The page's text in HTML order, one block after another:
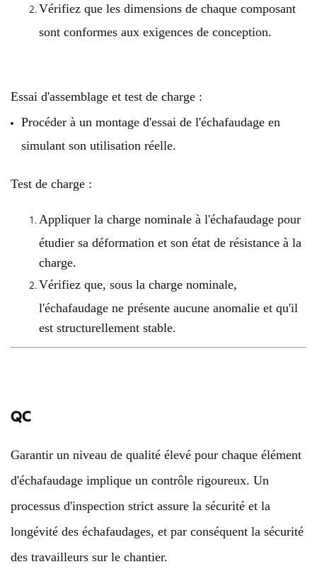
Vérifiez que les dimensions de chaque composant
sont conformes aux exigences de conception.
Essai d'assemblage et test de charge :
Procéder à un montage d'essai de l'échafaudage en
simulant son utilisation réelle.
Test de charge :
Appliquer la charge nominale à l'échafaudage pour
étudier sa déformation et son état de résistance à la
charge.
Vérifiez que, sous la charge nominale,
l'échafaudage ne présente aucune anomalie et qu'il
est structurellement stable.
QC
Garantir un niveau de qualité élevé pour chaque élément
d'échafaudage implique un contrôle rigoureux. Un
processus d'inspection strict assure la sécurité et la
longévité des échafaudages, et par conséquent la sécurité
des travailleurs sur le chantier.